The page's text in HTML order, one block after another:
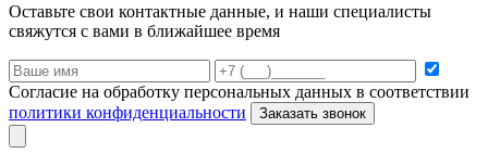
Оставьте свои контактные данные, и наши специалисты
свяжутся с вами в ближайшее время
Согласие на обработку персональных данных в соответствии
политики конфиденциальности
Заказать звонок